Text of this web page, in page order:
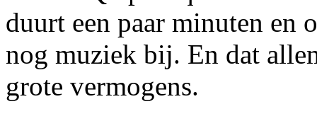
duurt een paar minuten en
nog muziek bij. En dat
grote vermogens.